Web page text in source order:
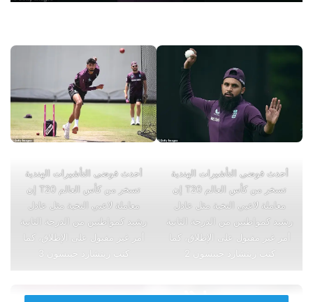
أحدث فوضى التأشيرات الهندية
تسخر من كأس العالم T20 إن
معاملة لاعبي النخبة مثل عادل
رشيد كمواطنين من الدرجة الثانية
أمر غير مقبول على الإطلاق، كما
كتب ريتشارد جيبسون 2
أحدث فوضى التأشيرات الهندية
تسخر من كأس العالم T20 إن
معاملة لاعبي النخبة مثل عادل
رشيد كمواطنين من الدرجة الثانية
أمر غير مقبول على الإطلاق، كما
كتب ريتشارد جيبسون 3